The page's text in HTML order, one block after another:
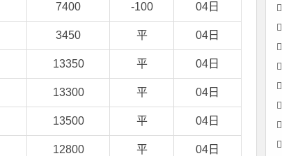
7400 -100 04日
3450 平 04日
13350 平 04日
13300 平 04日
13500 平 04日
12800 平 04日